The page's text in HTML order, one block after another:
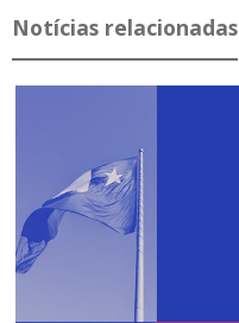
Notícias relacionadas